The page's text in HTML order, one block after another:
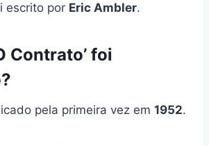
escrito por Eric Ambler.
Contrato’ foi
pela primeira vez em 1952.